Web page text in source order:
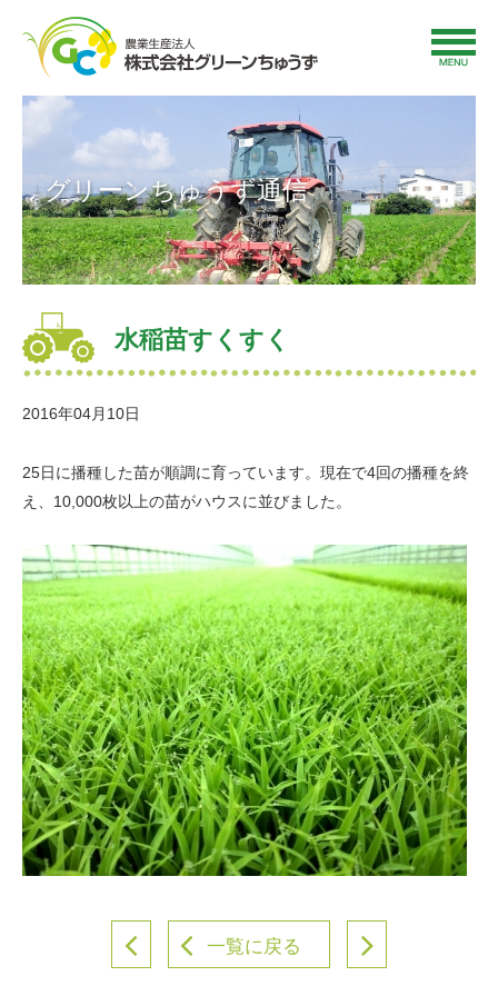
グリーンちゅうず通信
水稲苗すくすく
2016年04月10日
25日に播種した苗が順調に育っています。現在で4回の播種を終
え、10,000枚以上の苗がハウスに並びました。
一覧に戻る